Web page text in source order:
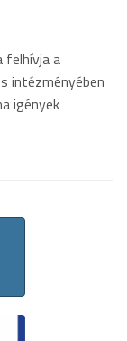
felhívja a
intézményében
igények